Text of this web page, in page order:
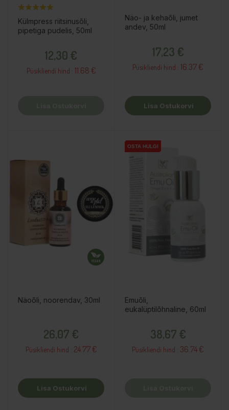
Külmpress riitsinusõli,
pipetiga pudelis, 50ml
12,30 €
Püsikliendi hind : 11.68 €
Näo- ja kehaõli, jumet
andev, 50ml
17,23 €
Püsikliendi hind : 16.37 €
Lisa Ostukorvi
Näoõli, noorendav, 30ml
26,07 €
Püsikliendi hind : 24.77 €
Lisa Ostukorvi
OSTA HULGI
OSTA HULGI
OSTA HULGI
Emuõli,
eukalüptilõhnaline, 60ml
38,67 €
Püsikliendi hind : 36.74 €